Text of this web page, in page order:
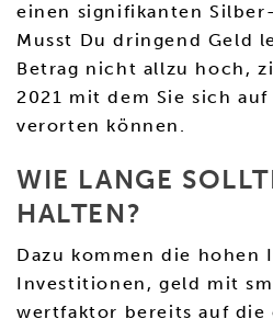
einen signifikanten
Musst Du dringend Geld
Betrag nicht allzu hoch,
2021 mit dem Sie sich
verorten können.
WIE LANGE
HALTEN?
Dazu kommen die hohen
Investitionen, geld mit
wertfaktor bereits auf die